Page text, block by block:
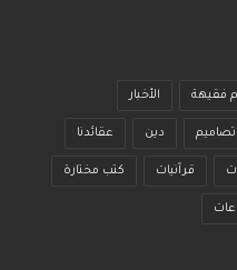
فقيهة الأخبار
تصاميم دين عقائدنا
قرآنيات كتب مختارة